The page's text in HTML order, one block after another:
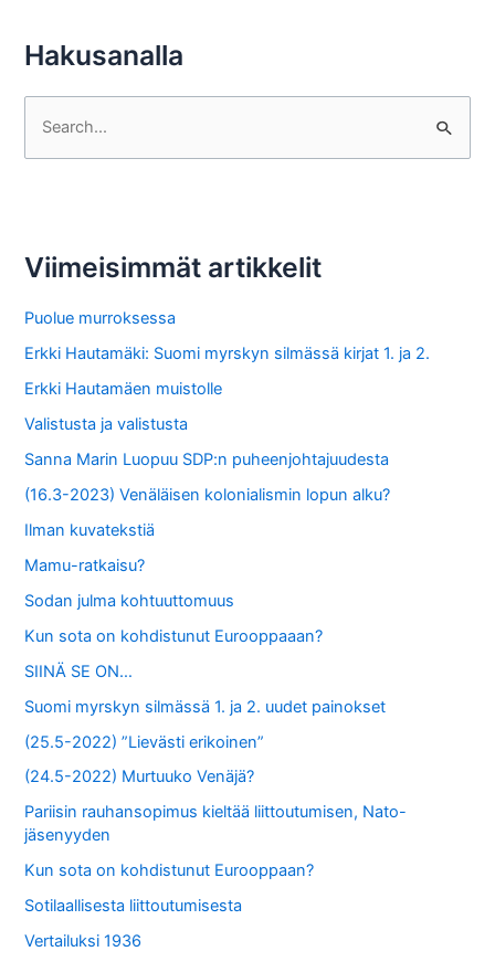
Hakusanalla
h
:
Viimeisimmät artikkelit
Puolue murroksessa
Erkki Hautamäki: Suomi myrskyn silmässä kirjat 1. ja 2.
Erkki Hautamäen muistolle
Valistusta ja valistusta
Sanna Marin Luopuu SDP:n puheenjohtajuudesta
(16.3-2023) Venäläisen kolonialismin lopun alku?
Ilman kuvatekstiä
Mamu-ratkaisu?
Sodan julma kohtuuttomuus
Kun sota on kohdistunut Eurooppaaan?
SIINÄ SE ON…
Suomi myrskyn silmässä 1. ja 2. uudet painokset
(25.5-2022) ”Lievästi erikoinen”
(24.5-2022) Murtuuko Venäjä?
Pariisin rauhansopimus kieltää liittoutumisen, Nato-
jäsenyyden
Kun sota on kohdistunut Eurooppaan?
Sotilaallisesta liittoutumisesta
Vertailuksi 1936